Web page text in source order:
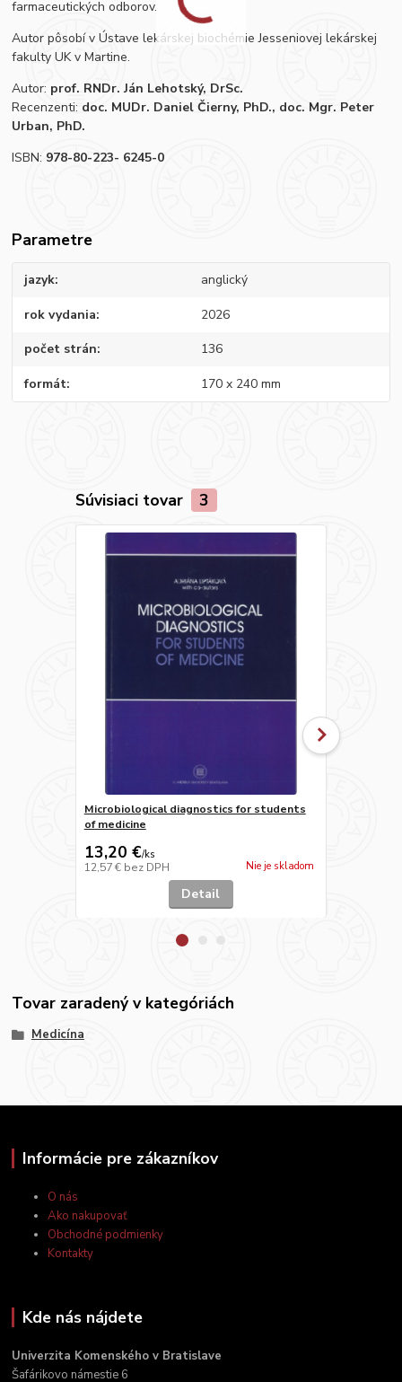
farmaceutických odborov.
Autor pôsobí v Ústave lekárskej biochémie Jesseniovej lekárskej
fakulty UK v Martine.
Autor: prof. RNDr. Ján Lehotský, DrSc.
Recenzenti: doc. MUDr. Daniel Čierny, PhD., doc. Mgr. Peter
Urban, PhD.
ISBN: 978-80-223- 6245-0
Parametre
jazyk anglický
rok vydania 2026
počet strán 136
formát 170 x 240 mm
Súvisiaci tovar 3
Microbiological diagnostics for students
of medicine
13,20 €/ks
12,57 € bez DPH Nie je skladom
Detail
Tovar zaradený v kategóriách
Medicína
Informácie pre zákazníkov
O nás
Ako nakupovať
Obchodné podmienky
Kontakty
Kde nás nájdete
Univerzita Komenského v Bratislave
Šafárikovo námestie 6